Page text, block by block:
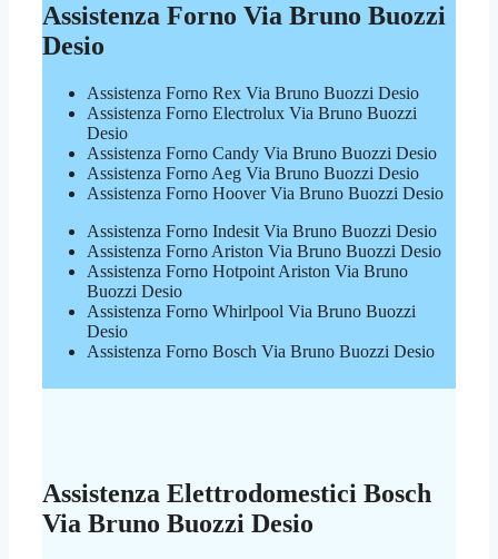
Assistenza Forno Via Bruno Buozzi
Desio
Assistenza Forno Rex Via Bruno Buozzi Desio
Assistenza Forno Electrolux Via Bruno Buozzi
Desio
Assistenza Forno Candy Via Bruno Buozzi Desio
Assistenza Forno Aeg Via Bruno Buozzi Desio
Assistenza Forno Hoover Via Bruno Buozzi Desio
Assistenza Forno Indesit Via Bruno Buozzi Desio
Assistenza Forno Ariston Via Bruno Buozzi Desio
Assistenza Forno Hotpoint Ariston Via Bruno
Buozzi Desio
Assistenza Forno Whirlpool Via Bruno Buozzi
Desio
Assistenza Forno Bosch Via Bruno Buozzi Desio
Assistenza Elettrodomestici Bosch
Via Bruno Buozzi Desio